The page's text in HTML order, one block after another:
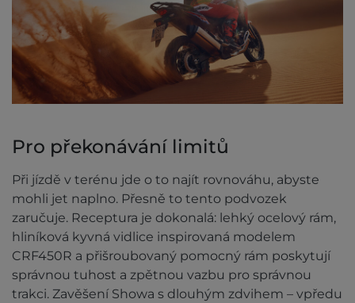
Pro překonávání limitů
Při jízdě v terénu jde o to najít rovnováhu, abyste
mohli jet naplno. Přesně to tento podvozek
zaručuje. Receptura je dokonalá: lehký ocelový rám,
hliníková kyvná vidlice inspirovaná modelem
CRF450R a přišroubovaný pomocný rám poskytují
správnou tuhost a zpětnou vazbu pro správnou
trakci. Zavěšení Showa s dlouhým zdvihem – vpředu